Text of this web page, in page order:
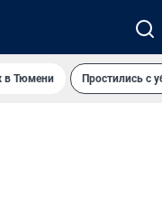
в Тюмени Простились с